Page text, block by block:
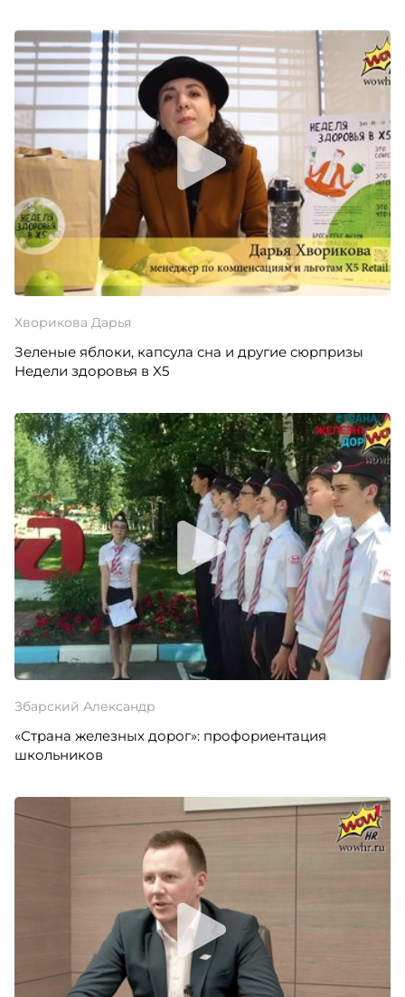
Хворикова Дарья
Зеленые яблоки, капсула сна и другие сюрпризы
Недели здоровья в X5
Збарский Александр
«Страна железных дорог»: профориентация
школьников